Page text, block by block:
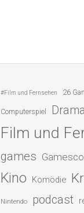
#Film und Fernsehen 26
Computerspiel
Film und
games
Kino Komödie
Nintendo podcast